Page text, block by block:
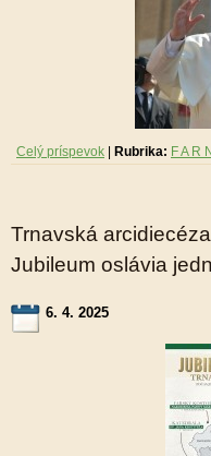
Celý príspevok Rubrika: F A R
Trnavská
Jubileum oslávia
6. 4. 2025